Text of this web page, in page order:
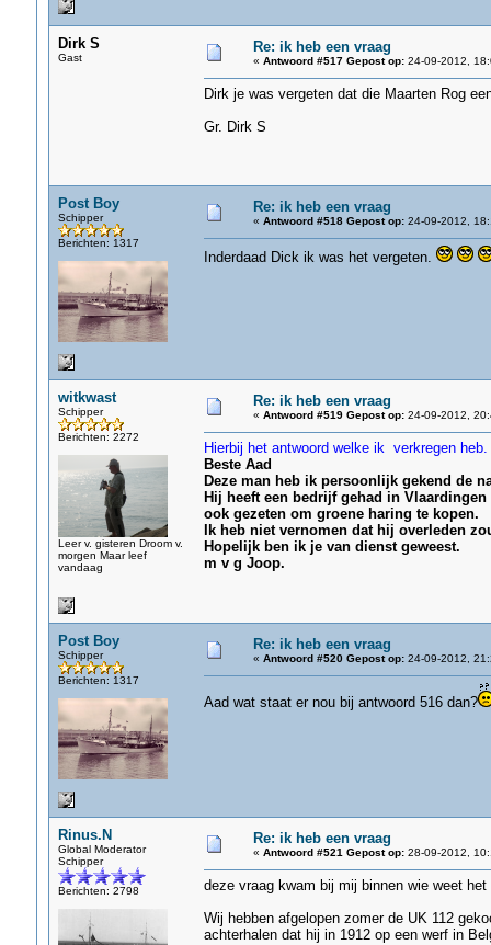
Dirk S
Gast
Re: ik heb een vraag
« Antwoord #517 Gepost op:24-09-2012,
Dirk je was vergeten dat die Maarten Rog
Gr. Dirk S
Post Boy
Schipper
Berichten: 1317
Re: ik heb een vraag
« Antwoord #518 Gepost op:24-09-2012,
Inderdaad Dick ik was het vergeten.
witkwast
Schipper
Berichten: 2272
Leer v. gisteren Droom v.
morgen Maar leef
vandaag
Re: ik heb een vraag
« Antwoord #519 Gepost op:24-09-2012,
Hierbij het antwoord welke ik verkregen heb.
Beste Aad
Deze man heb ik persoonlijk gekend de
Hij heeft een bedrijf gehad in
ook gezeten om groene haring te kopen.
Ik heb niet vernomen dat hij overleden
Hopelijk ben ik je van dienst geweest.
m v g Joop.
Post Boy
Schipper
Berichten: 1317
Re: ik heb een vraag
« Antwoord #520 Gepost op:24-09-2012,
Aad wat staat er nou bij antwoord 516 dan?
Rinus.N
Global Moderator
Schipper
Berichten: 2798
Re: ik heb een vraag
« Antwoord #521 Gepost op:28-09-2012,
deze vraag kwam bij mij binnen wie weet het
Wij hebben afgelopen zomer de UK 112
achterhalen dat hij in 1912 op een werf in